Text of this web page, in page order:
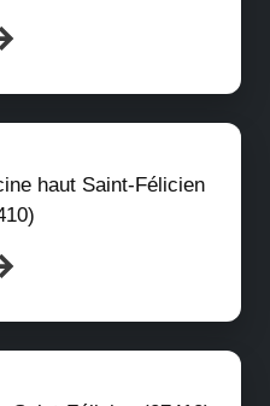
haut Saint-Félicien